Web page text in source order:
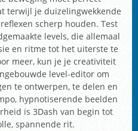
terwijl je duizelingwekkende
scherp houden. Test
levels, die allemaal
en ritme tot het uiterste te
meer, kun je je creativiteit
level-editor om
te ontwerpen, te delen en
hypnotiserende beelden
is 3Dash van begin tot
spannende rit.